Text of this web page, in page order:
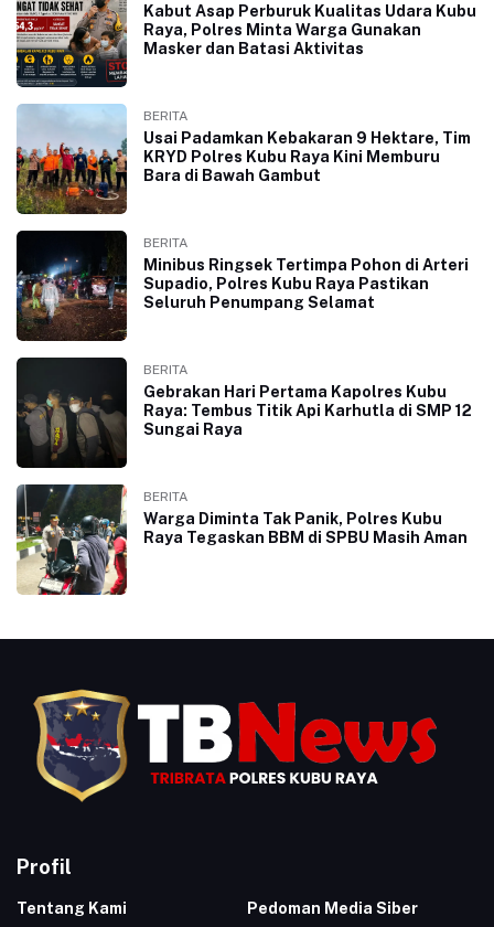
Kabut Asap Perburuk Kualitas Udara Kubu
Raya, Polres Minta Warga Gunakan
Masker dan Batasi Aktivitas
BERITA
Usai Padamkan Kebakaran 9 Hektare, Tim
KRYD Polres Kubu Raya Kini Memburu
Bara di Bawah Gambut
BERITA
Minibus Ringsek Tertimpa Pohon di Arteri
Supadio, Polres Kubu Raya Pastikan
Seluruh Penumpang Selamat
BERITA
Gebrakan Hari Pertama Kapolres Kubu
Raya: Tembus Titik Api Karhutla di SMP 12
Sungai Raya
BERITA
Warga Diminta Tak Panik, Polres Kubu
Raya Tegaskan BBM di SPBU Masih Aman
Profil
Tentang Kami Pedoman Media Siber